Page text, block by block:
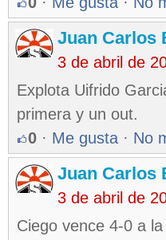
Juan Carlos
3 de abril de
Explota Uifrido
primera y un out.
0 · Me gusta · No
Juan Carlos
3 de abril de
Ciego vence 4-0 a